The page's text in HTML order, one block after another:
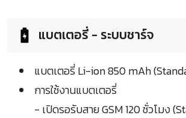
แบตเตอรี่ - ระบบชาร์จ
แบตเตอรี่ Li-ion 850 mAh
การใช้งานแบตเตอรี่
- เปิดรอรับสาย GSM 120 ชั่วโมง